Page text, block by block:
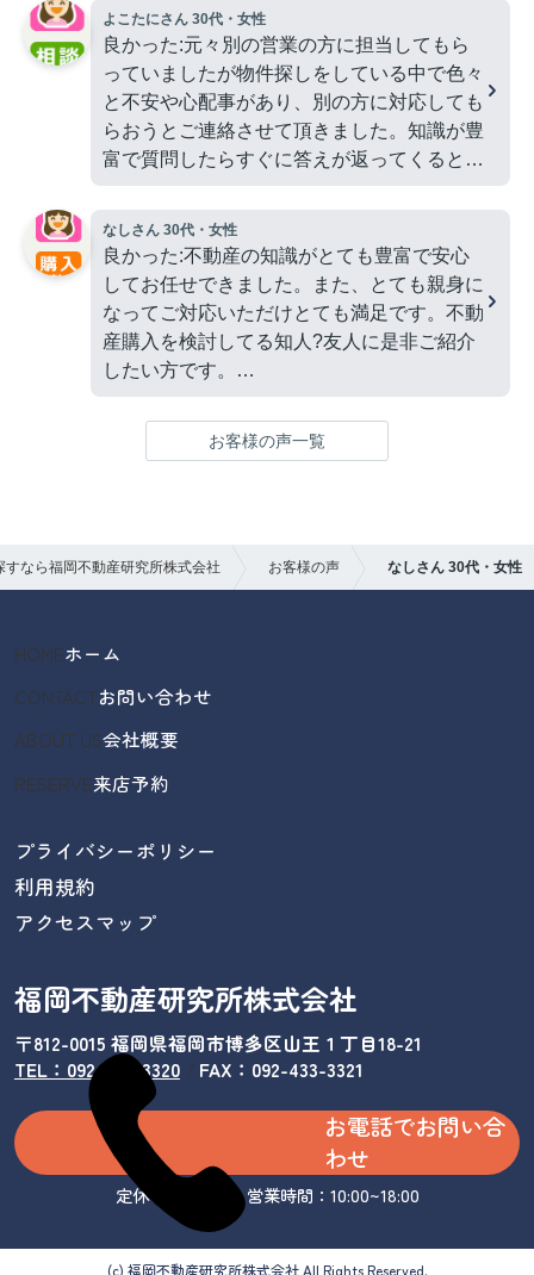
よこたにさん 30代・女性
良かった:元々別の営業の方に担当してもら
っていましたが物件探しをしている中で色々
と不安や心配事があり、別の方に対応しても
らおうとご連絡させて頂きました。知識が豊
富で質問したらすぐに答えが返ってくるとこ
もちろんですが、とても柔らかい印象で色々
な事を話しやすい方でした。やり取りもスム
ーズで助かりました。
気になった:とくになし
なしさん 30代・女性
良かった:不動産の知識がとても豊富で安心
してお任せできました。また、とても親身に
なってご対応いただけとても満足です。不動
産購入を検討してる知人?友人に是非ご紹介
したい方です。
お客様の声一覧
なら福岡不動産研究所株式会社 お客様の声 なしさん 30代・女性
HOMEホーム
CONTACTお問い合わせ
ABOUT US会社概要
RESERVE来店予約
プライバシーポリシー
利用規約
アクセスマップ
福岡不動産研究所株式会社
〒812-0015 福岡県福岡市博多区山王１丁目18-21
TEL：092-433-3320/ FAX：092-433-3321
お電話でお問い合
わせ
定休日：水曜日 営業時間：10:00~18:00
(c) 福岡不動産研究所株式会社 All Rights Reserved.